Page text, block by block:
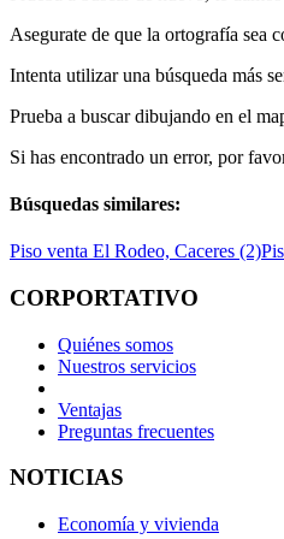
Asegurate de que la ortografía sea
Intenta utilizar una búsqueda más
Prueba a buscar dibujando en el
Si has encontrado un error, por
Búsquedas similares:
Piso venta El Rodeo, Caceres (2)
CORPORTATIVO
Quiénes somos
Nuestros servicios
Ventajas
Preguntas frecuentes
NOTICIAS
Economía y vivienda